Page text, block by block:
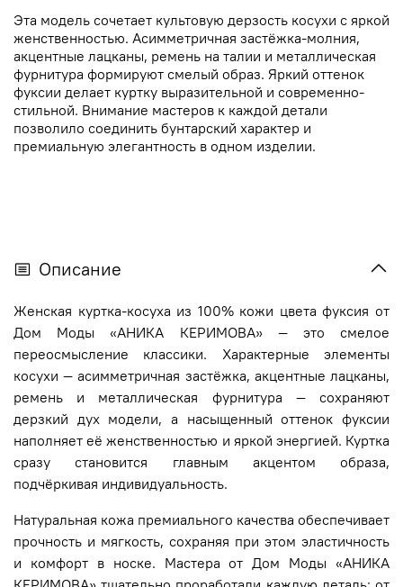
Эта модель сочетает культовую дерзость косухи с яркой
женственностью. Асимметричная застёжка-молния,
акцентные лацканы, ремень на талии и металлическая
фурнитура формируют смелый образ. Яркий оттенок
фуксии делает куртку выразительной и современно-
стильной. Внимание мастеров к каждой детали
позволило соединить бунтарский характер и
премиальную элегантность в одном изделии.
Описание
Женская куртка-косуха из 100% кожи цвета фуксия от
Дом Моды «АНИКА КЕРИМОВА» — это смелое
переосмысление классики. Характерные элементы
косухи — асимметричная застёжка, акцентные лацканы,
ремень и металлическая фурнитура — сохраняют
дерзкий дух модели, а насыщенный оттенок фуксии
наполняет её женственностью и яркой энергией. Куртка
сразу становится главным акцентом образа,
подчёркивая индивидуальность.
Натуральная кожа премиального качества обеспечивает
прочность и мягкость, сохраняя при этом эластичность
и комфорт в носке. Мастера от Дом Моды «АНИКА